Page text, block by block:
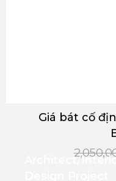
Giá bát cố
Architect/